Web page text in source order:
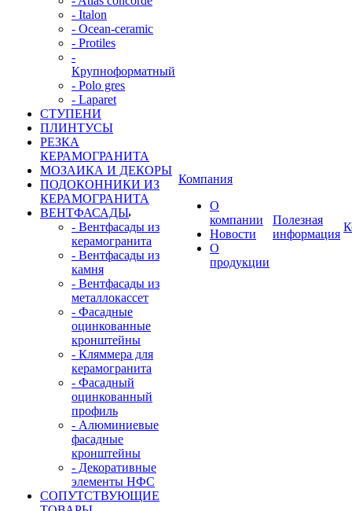
- Italon
- Ocean-ceramic
- Protiles
-
Крупноформатный
- Polo gres
- Laparet
СТУПЕНИ
ПЛИНТУСЫ
РЕЗКА
КЕРАМОГРАНИТА
МОЗАИКА И ДЕКОРЫ
ПОДОКОННИКИ ИЗ
КЕРАМОГРАНИТА
ВЕНТФАСАДЫ
- Вентфасады из
керамогранита
- Вентфасады из
камня
- Вентфасады из
металлокассет
- Фасадные
оцинкованные
кронштейны
- Кляммера для
керамогранита
- Фасадный
оцинкованный
профиль
- Алюминиевые
фасадные
кронштейны
- Декоративные
элементы НФС
СОПУТСТВУЮЩИЕ
Компания
О
компании
Новости
О
продукции
Полезная
информация